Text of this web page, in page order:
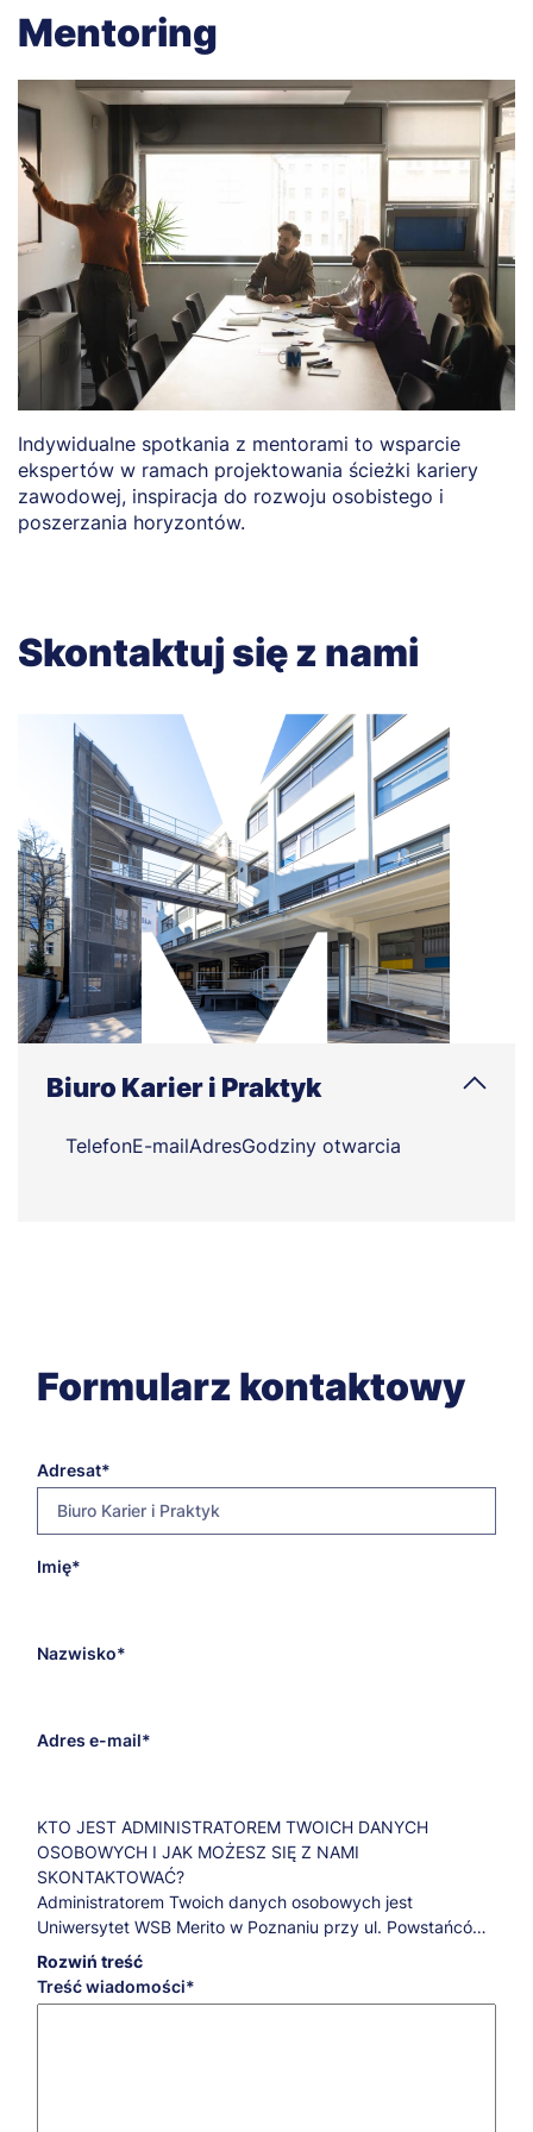
Mentoring
Indywidualne spotkania z mentorami to wsparcie
ekspertów w ramach projektowania ścieżki kariery
zawodowej, inspiracja do rozwoju osobistego i
poszerzania horyzontów.
Skontaktuj się z nami
Biuro Karier i Praktyk
TelefonE-mailAdresGodziny otwarcia
Formularz kontaktowy
Adresat
Biuro Karier i Praktyk
E-
Imię
Nazwisko
Adres e-mail
KTO JEST ADMINISTRATOREM TWOICH DANYCH
OSOBOWYCH I JAK MOŻESZ SIĘ Z NAMI
SKONTAKTOWAĆ?
Administratorem Twoich danych osobowych jest
Uniwersytet WSB Merito w Poznaniu przy ul. Powstańców
Wielkopolskich 5.
Jeśli masz pytania dotyczące przetwarzania Twoich
danych osobowych oraz przysługujących Ci praw,
Rozwiń treść
Treść wiadomości